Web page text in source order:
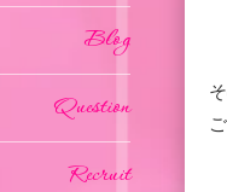
Blog
Question
Recruit